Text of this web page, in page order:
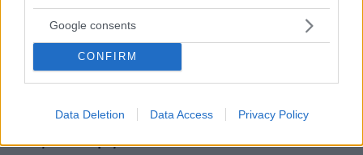
Google consents
CONFIRM
Data Deletion Data Access Privacy Policy
Είδατε σαμιαμίδι στο σπίτι σας; Γιατί δεν πρέπει να το
σκοτώσετε
Αποκαλύφθηκε η αιτία θανάτου του 29χρονου πρώην
NBAer Μπράντον Κλαρκ
08.08.2026, 00:28
Πώς εξαργυρώνεται το ιδιωτικό πρόγραμμα σύνταξης –
Όλες οι επιλογές
08.08.2026, 00:18